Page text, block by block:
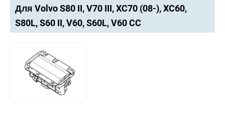
Для Volvo S80 II, V70 III, XC70 (08-), XC60,
S80L, S60 II, V60, S60L, V60 CC